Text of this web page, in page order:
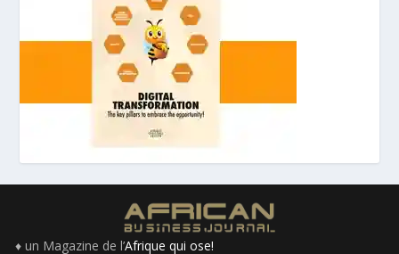
♦ un Magazine de l’Afrique qui ose!